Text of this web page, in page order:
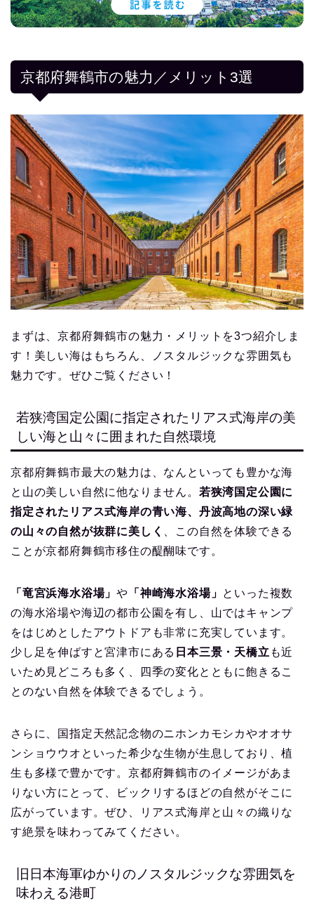
京都府舞鶴市の魅力／メリット3選
まずは、京都府舞鶴市の魅力・メリットを3つ紹介しま
す！美しい海はもちろん、ノスタルジックな雰囲気も
魅力です。ぜひご覧ください！
若狭湾国定公園に指定されたリアス式海岸の美
しい海と山々に囲まれた自然環境
京都府舞鶴市最大の魅力は、なんといっても豊かな海
と山の美しい自然に他なりません。 若狭湾国定公園に
指定されたリアス式海岸の青い海、丹波高地の深い緑
の山々の自然が抜群に美しく 、この自然を体験できる
ことが京都府舞鶴市移住の醍醐味です。
「竜宮浜海水浴場」や 「神崎海水浴場」 といった複数
の海水浴場や海辺の都市公園を有し、山ではキャンプ
をはじめとしたアウトドアも非常に充実しています。
少し足を伸ばすと宮津市にある 日本三景・天橋立 も近
いため見どころも多く、四季の変化とともに飽きるこ
とのない自然を体験できるでしょう。
さらに、国指定天然記念物のニホンカモシカやオオサ
ンショウウオといった希少な生物が生息しており、植
生も多様で豊かです。京都府舞鶴市のイメージがあま
りない方にとって、ビックリするほどの自然がそこに
広がっています。ぜひ、リアス式海岸と山々の織りな
す絶景を味わってみてください。
旧日本海軍ゆかりのノスタルジックな雰囲気を
味わえる港町